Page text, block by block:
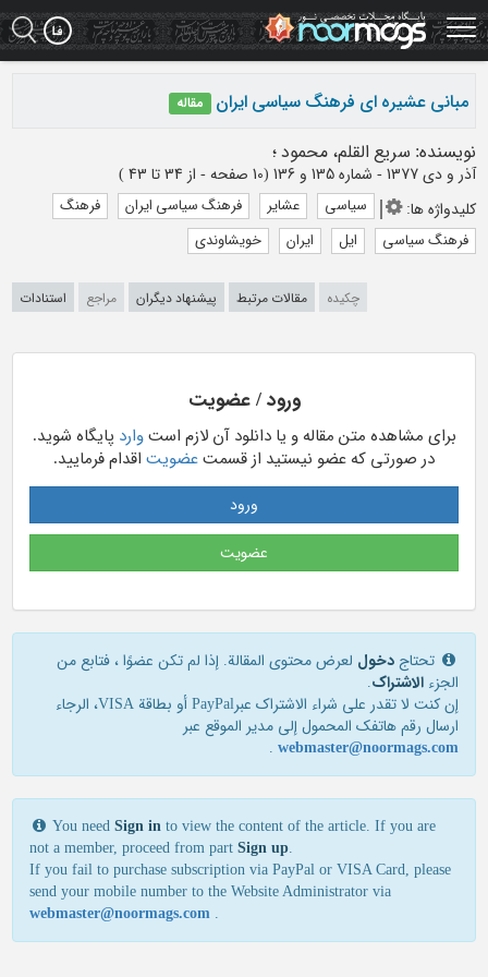
Skip
to
main
مبانی عشیره ای فرهنگ سیاسی ایران مقاله
نویسنده: سریع القلم، محمود ؛
آذر و دي 1377 - شماره 135 و 136 (‎10 صفحه - از 34 تا 43 )
کلیدواژه ها: سیاسی عشایر فرهنگ سیاسی ایران فرهنگ
فرهنگ سیاسی ایل ایران خویشاوندی
چکیده مقالات مرتبط پیشنهاد دیگران مراجع استنادات
ورود / عضویت
برای مشاهده متن مقاله و یا دانلود آن لازم استوارد پایگاه شوید.
در صورتی که عضو نیستید از قسمت عضویت اقدام فرمایید.
ورود
عضویت
تحتاج دخول لعرض محتوى المقالة. إذا لم تكن عضوًا ، فتابع من
الجزء الاشتراک.
إن كنت لا تقدر علی شراء الاشتراك عبرPayPal أو بطاقة VISA، الرجاء
ارسال رقم هاتفك المحمول إلی مدير الموقع عبر
webmaster@noormags.com
.
You need Sign in to view the content of the article. If you are
not a member, proceed from part Sign up.
If you fail to purchase subscription via PayPal or VISA Card, please
send your mobile number to the Website Administrator via
webmaster@noormags.com .